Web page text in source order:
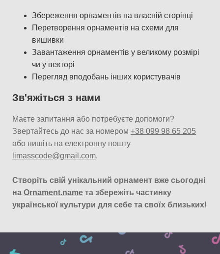
Збереження орнаментів на власній сторінці
Перетворення орнаментів на схеми для
вишивки
Завантаження орнаментів у великому розмірі
чи у векторі
Перегляд вподобань інших користувачів
Зв'яжіться з нами
Маєте запитання або потребуєте допомоги?
Звертайтесь до нас за номером +38 099 98 65 205
або пишіть на електронну пошту
limasscode@gmail.com.
Створіть свій унікальний орнамент вже сьогодні
на Ornament.name та збережіть частинку
української культури для себе та своїх близьких!